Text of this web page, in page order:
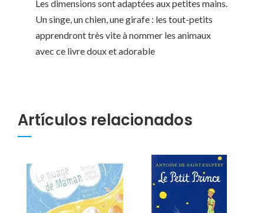
Les dimensions sont adaptées aux petites mains.
Un singe, un chien, une girafe : les tout-petits
apprendront très vite à nommer les animaux
avec ce livre doux et adorable
Artículos relacionados